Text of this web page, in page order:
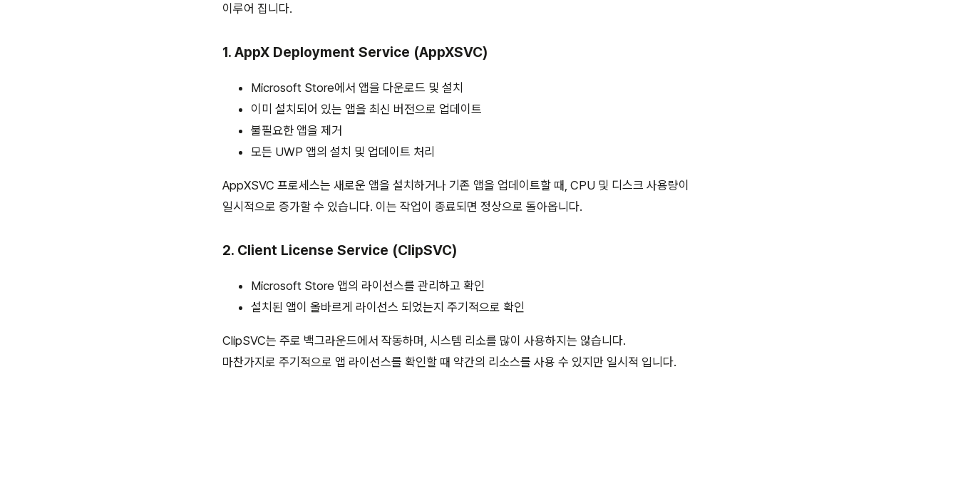
이루어 집니다.
1. AppX Deployment Service (AppXSVC)
Microsoft Store에서 앱을 다운로드 및 설치
이미 설치되어 있는 앱을 최신 버전으로 업데이트
불필요한 앱을 제거
모든 UWP 앱의 설치 및 업데이트 처리
AppXSVC 프로세스는 새로운 앱을 설치하거나 기존 앱을 업데이트할 때, CPU 및 디스크 사용량이
일시적으로 증가할 수 있습니다. 이는 작업이 종료되면 정상으로 돌아옵니다.
2. Client License Service (ClipSVC)
Microsoft Store 앱의 라이선스를 관리하고 확인
설치된 앱이 올바르게 라이선스 되었는지 주기적으로 확인
ClipSVC는 주로 백그라운드에서 작동하며, 시스템 리소를 많이 사용하지는 않습니다.
마찬가지로 주기적으로 앱 라이선스를 확인할 때 약간의 리소스를 사용 수 있지만 일시적 입니다.